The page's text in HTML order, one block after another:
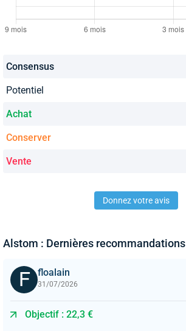
Consensus
Potentiel
Achat
Conserver
Vente
Donnez votre avis
Alstom : Dernières recommandations
floalain
31/07/2026
Objectif : 22,3 €